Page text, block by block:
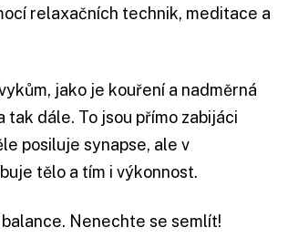
relaxačních technik, meditace a
jako je kouření a nadměrná
tak dále. To jsou přímo zabijáci
posiluje synapse, ale v
tělo a tím i výkonnost.
Nenechte se semlít!